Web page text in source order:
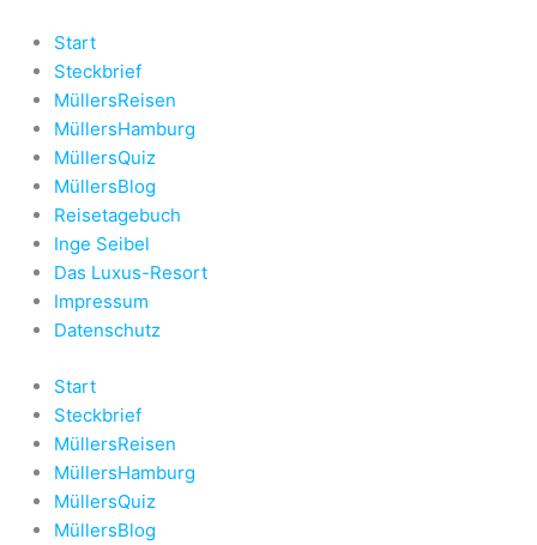
Inhalt
springen
Start
Steckbrief
MüllersReisen
MüllersHamburg
MüllersQuiz
MüllersBlog
Reisetagebuch
Inge Seibel
Das Luxus-Resort
Impressum
Datenschutz
Start
Steckbrief
MüllersReisen
MüllersHamburg
MüllersQuiz
MüllersBlog